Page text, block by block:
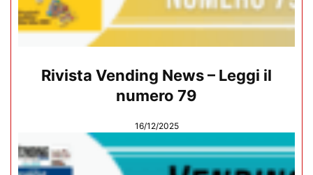
Rivista Vending News – Leggi il
numero 79
16/12/2025